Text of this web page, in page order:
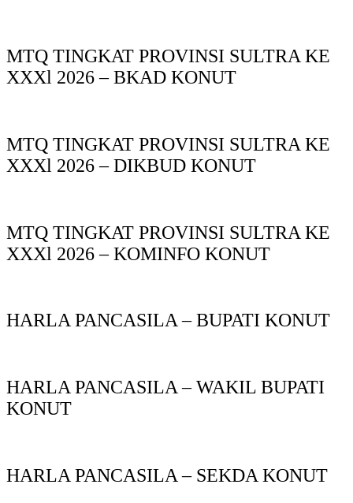
MTQ TINGKAT PROVINSI SULTRA KE
XXXl 2026 – BKAD KONUT
MTQ TINGKAT PROVINSI SULTRA KE
XXXl 2026 – DIKBUD KONUT
MTQ TINGKAT PROVINSI SULTRA KE
XXXl 2026 – KOMINFO KONUT
HARLA PANCASILA – BUPATI KONUT
HARLA PANCASILA – WAKIL BUPATI
KONUT
HARLA PANCASILA – SEKDA KONUT